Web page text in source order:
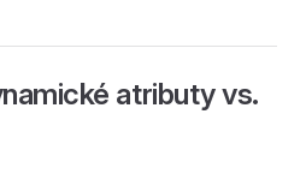
atributy vs.